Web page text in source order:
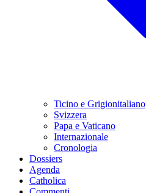
Ticino e Grigionitaliano
Svizzera
Papa e Vaticano
Internazionale
Cronologia
Dossiers
Agenda
Catholica